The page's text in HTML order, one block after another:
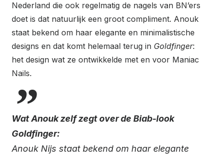
Nederland die ook regelmatig de nagels van BN’ers
doet is dat natuurlijk een groot compliment. Anouk
staat bekend om haar elegante en minimalistische
designs en dat komt helemaal terug in Goldfinger:
het design wat ze ontwikkelde met en voor Maniac
Nails.
Wat Anouk zelf zegt over de Biab-look
Goldfinger:
Anouk Nijs staat bekend om haar elegante